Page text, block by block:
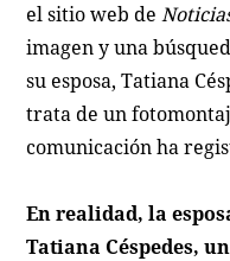
el sitio web de
imagen y una
su esposa, Tatiana
trata de un
comunicación ha
En realidad, la
Tatiana Céspedes,